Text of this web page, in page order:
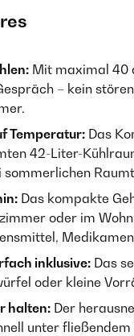
Mit maximal 40
– kein
Temperatur: Das
42-Liter-
sommerlichen
Das kompakte
oder im
inklusive: Das
oder kleine
halten: Der
unter